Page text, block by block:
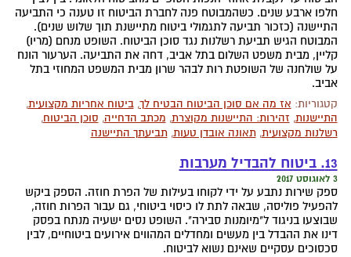
חלפו ארבע שנים. כשהמבוטח פנה לחברת הביטוח זו טענה כי התביעה
התיישנה (כזכור תביעה לתגמולי ביטוח מתיישנת תוך שלוש שנים).
המבוטח הגיש תביעת רשלנות נגד סוכן הביטוח. השופט מנחם (מריו)
קליין, מבית משפט השלום בתל אביב, דחה את התביעה. הערעור הונח
על שולחנה של השופטת רות לבהר שרון מבית המשפט המחוזי בתל
אביב.
קטגוריות: אז מה אם סוכן הביטוח הבטיח לך,ביטוח אחריות מקצועית,
התיישנות, זהירות: התיישנות מקוצרת, מכתב הדחייה, סוכן הביטוח,
רשלנות מקצועית,תאונה אובדן טעות,תביעתך התיישנה
13. ביטוח להבדיל מערבות
3 לאוגוסט 2017
ספק שירות נתבע על ידי לקוחו בעילות של הפרת חוזה. הספק ביקש
להפעיל פוליסה, שבאה לתת לו כיסוי ביטוחי, גם עבור הפרות חוזה,
שבוצעו בניגוד ל"מיומנות סבירה". השופט נסים ישעיה מנתח בפסק
דינו את ההבדל בין מעשים ומחדלים המהווים אירועים ביטוחיים, לבין
סכסוכים עסקיים שאינם נשוא לביטוח.